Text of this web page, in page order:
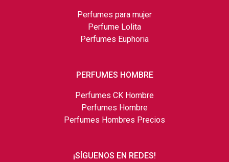
Perfumes para mujer
Perfume Lolita
Perfumes Euphoria
PERFUMES HOMBRE
Perfumes CK Hombre
Perfumes Hombre
Perfumes Hombres Precios
¡SÍGUENOS EN REDES!